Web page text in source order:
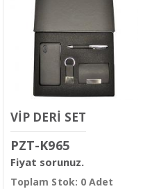
VİP DERİ SET
PZT-K965
Fiyat sorunuz.
Toplam Stok: 0 Adet